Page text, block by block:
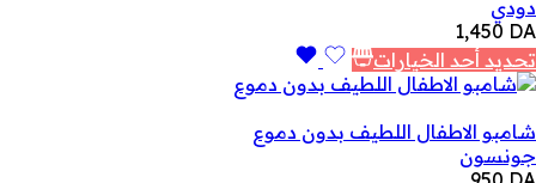
دودي
1,450 DA
تحديد أحد الخيارات
شامبو الاطفال اللطيف بدون دموع
جونسون